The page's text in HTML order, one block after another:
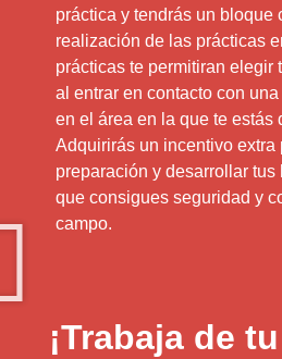
práctica y tendrás un bloque
realización de las prácticas
prácticas te permitiran elegir
al entrar en contacto con
en el área en la que te estás
Adquirirás un incentivo extra
preparación y desarrollar
que consigues seguridad y
campo.
¡Trabaja de